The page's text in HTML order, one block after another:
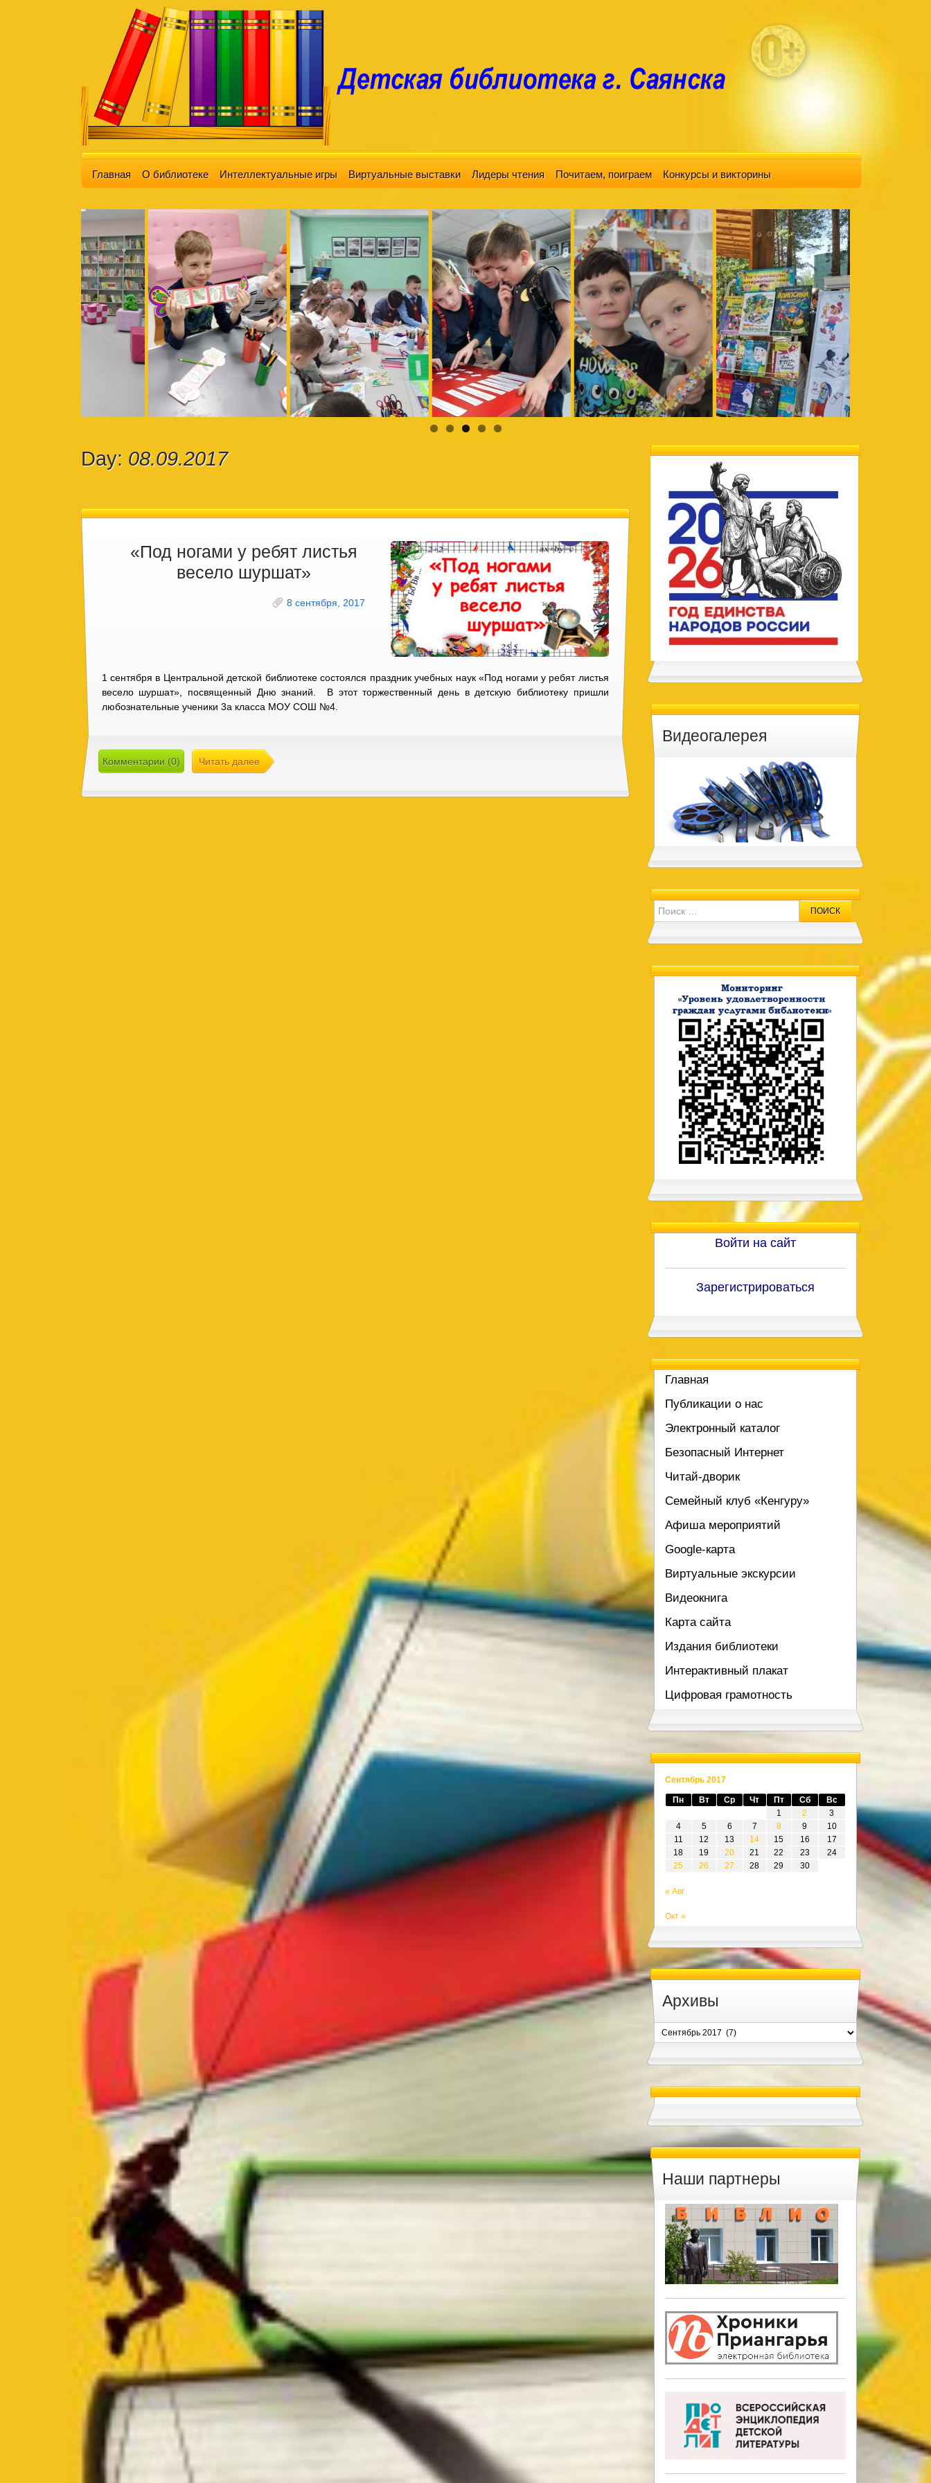
Главная О библиотеке Интеллектуальные игры Виртуальные выставки Лидеры чтения Почитаем, поиграем Конкурсы и викторины
Day: 08.09.2017
«Под ногами у ребят листья
весело шуршат»
8 сентября, 2017
1 сентября в Центральной детской библиотеке состоялся праздник учебных наук «Под ногами у ребят листья
весело шуршат», посвященный Дню знаний. В этот торжественный день в детскую библиотеку пришли
любознательные ученики 3а класса МОУ СОШ №4.
Комментарии (0) Читать далее
Видеогалерея
Search for:
Войти на сайт
Зарегистрироваться
Главная
Публикации о нас
Электронный каталог
Безопасный Интернет
Читай-дворик
Семейный клуб «Кенгуру»
Афиша мероприятий
Google-карта
Виртуальные экскурсии
Видеокнига
Карта сайта
Издания библиотеки
Интерактивный плакат
Цифровая грамотность
Сентябрь 2017
Пн Вт Ср Чт Пт Сб
Вс
1
2
3
4
5 6 7 8 9
10
11
12 13 14 15 16
17
18
19 20 21 22 23
24
25
26 27 28 29 30
« Авг
Окт »
Архивы
Архивы
Наши партнеры